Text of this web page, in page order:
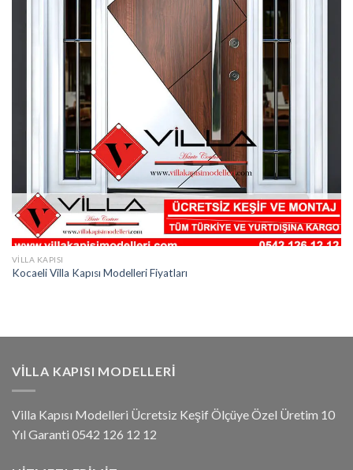
VILLA KAPISI
Kocaeli Villa Kapısı Modelleri Fiyatları
VILLA KAPISI MODELLERI
Villa Kapısı Modelleri Ücretsiz Keşif Ölçüye Özel Üretim 10
Yıl Garanti 0542 126 12 12